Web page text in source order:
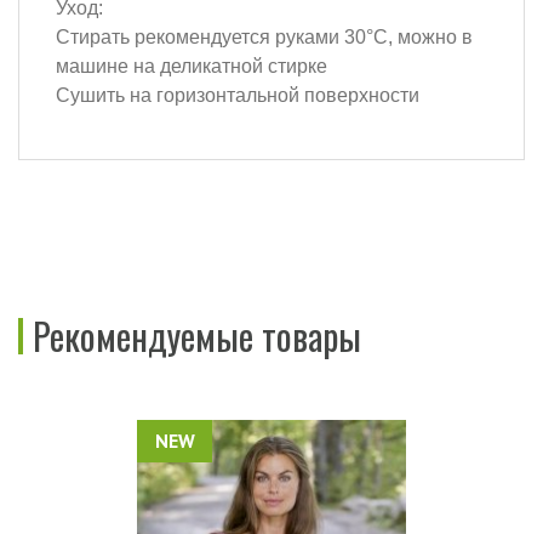
Уход:
Стирать рекомендуется руками 30°C, можно в
машине на деликатной стирке
Сушить на горизонтальной поверхности
Рекомендуемые товары
NEW